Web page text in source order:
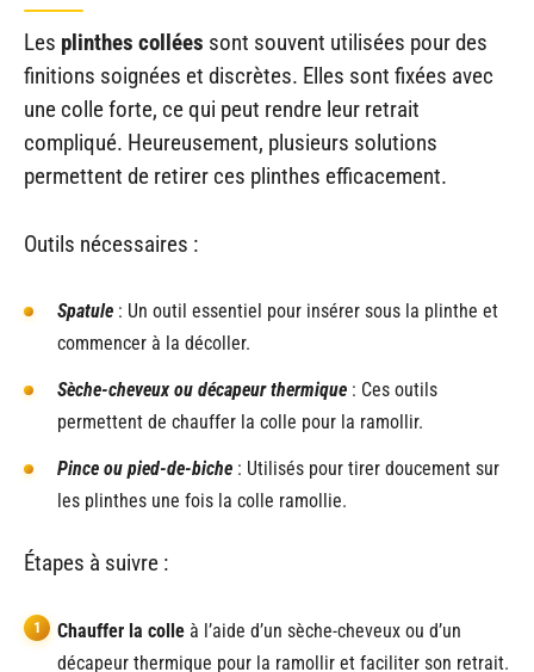
Les plinthes collées sont souvent utilisées pour des
finitions soignées et discrètes. Elles sont fixées avec
une colle forte, ce qui peut rendre leur retrait
compliqué. Heureusement, plusieurs solutions
permettent de retirer ces plinthes efficacement.
Outils nécessaires :
Spatule : Un outil essentiel pour insérer sous la plinthe et
commencer à la décoller.
Sèche-cheveux ou décapeur thermique : Ces outils
permettent de chauffer la colle pour la ramollir.
Pince ou pied-de-biche : Utilisés pour tirer doucement sur
les plinthes une fois la colle ramollie.
Étapes à suivre :
Chauffer la colle à l’aide d’un sèche-cheveux ou d’un
décapeur thermique pour la ramollir et faciliter son retrait.